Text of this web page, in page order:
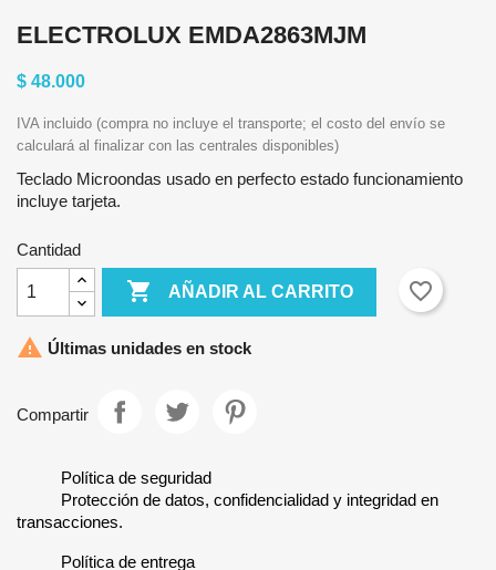
ELECTROLUX EMDA2863MJM
$ 48.000
IVA incluido (compra no incluye el transporte; el costo del envío se
calculará al finalizar con las centrales disponibles)
Teclado Microondas usado en perfecto estado funcionamiento
incluye tarjeta.
Cantidad
 AÑADIR AL CARRITO favorite_border
 Últimas unidades en stock
Compartir
Política de seguridad
Protección de datos, confidencialidad y integridad en
transacciones.
Política de entrega